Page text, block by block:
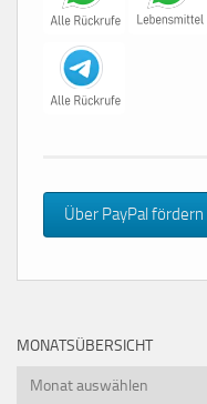
Über PayPal fördern
MONATSÜBERSICHT
Monatsübersicht